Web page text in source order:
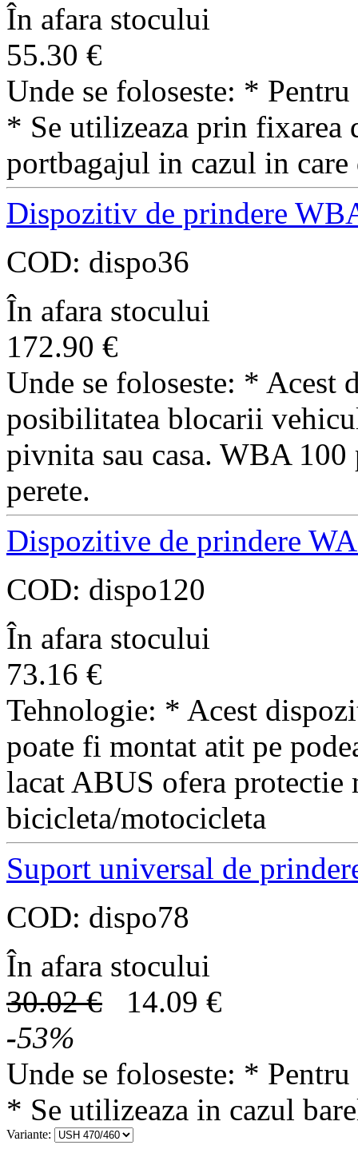
În afara stocului
55.30 €
Unde se foloseste: *
* Se utilizeaza prin fixarea
portbagajul in cazul in
Dispozitiv de prindere
COD: dispo36
În afara stocului
172.90 €
Unde se foloseste: * Acest
posibilitatea blocarii
pivnita sau casa. WBA 100
perete.
Dispozitive de prindere
COD: dispo120
În afara stocului
73.16 €
Tehnologie: * Acest
poate fi montat atit pe
lacat ABUS ofera protectie
bicicleta/motocicleta
Suport universal de
COD: dispo78
În afara stocului
30.02 € 14.09 €
-53%
Unde se foloseste: *
* Se utilizeaza in cazul
Variante: